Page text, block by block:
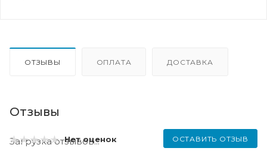
ОТЗЫВЫ ОПЛАТА ДОСТАВКА
Отзывы
Нет оценок ОСТАВИТЬ ОТЗЫВ
Загрузка отзывов...